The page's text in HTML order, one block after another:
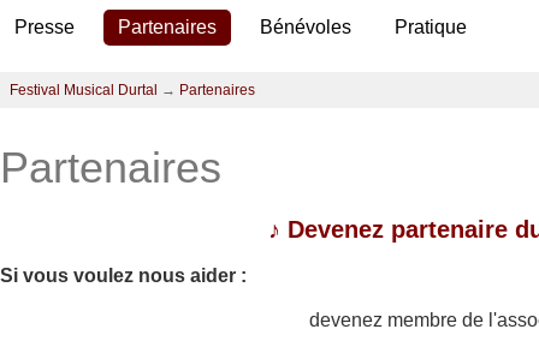
Presse
Partenaires Bénévoles Pratique
Festival Musical Durtal → Partenaires
Partenaires
♪ Devenez partenaire
Si vous voulez nous aider :
devenez membre de